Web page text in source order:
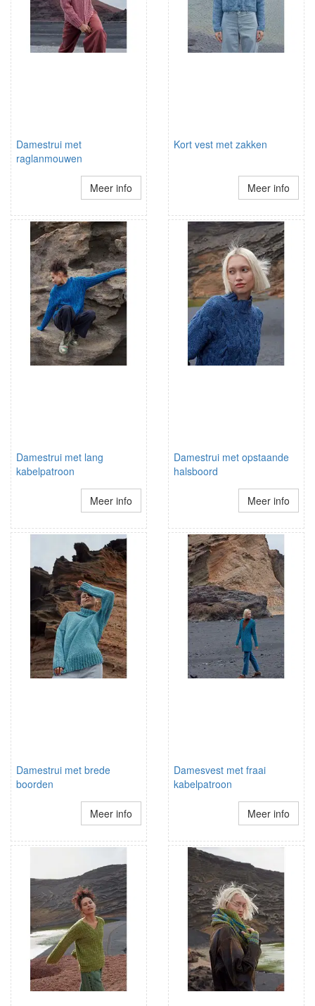
Damestrui met
raglanmouwen
Meer info
Kort vest met zakken
Meer info
Damestrui met lang
kabelpatroon
Meer info
Damestrui met opstaande
halsboord
Meer info
Damestrui met brede
boorden
Meer info
Damesvest met fraai
kabelpatroon
Meer info